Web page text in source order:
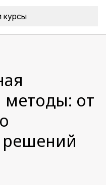
методы: от
решений